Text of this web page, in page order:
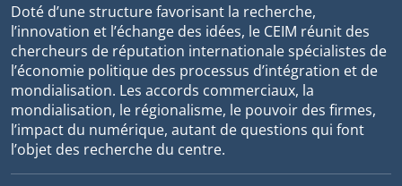
Doté d’une structure favorisant la recherche,
l’innovation et l’échange des idées, le CEIM réunit des
chercheurs de réputation internationale spécialistes de
l’économie politique des processus d’intégration et de
mondialisation. Les accords commerciaux, la
mondialisation, le régionalisme, le pouvoir des firmes,
l’impact du numérique, autant de questions qui font
l’objet des recherche du centre.